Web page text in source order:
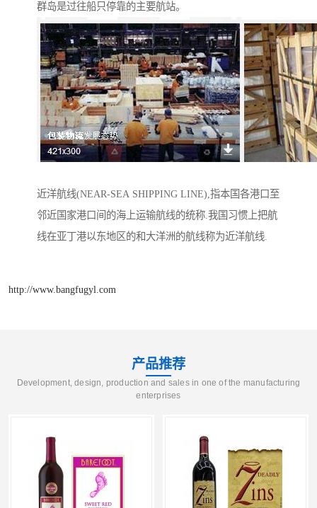
群岛是过往船只停靠的主要航站。
近洋航线(NEAR-SEA SHIPPING LINE),指本国各港口至
邻近国家港口间的海上运输航线的统称.我国习惯上把航
线在亚丁港以东地区的和大洋洲的航线称为近洋航线.
http://www.bangfugyl.com
产品推荐
Development, design, production and sales in one of the manufacturing
enterprises